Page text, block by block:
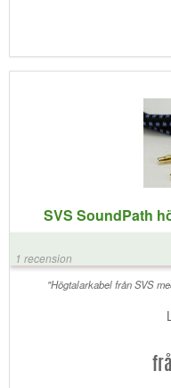
SVS SoundPath
1 recension
"Högtalarkabel från SVS